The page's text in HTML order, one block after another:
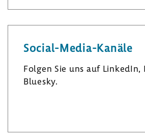
Social-​Media-Kanäle
Folgen Sie uns auf
Bluesky.
n
s
u